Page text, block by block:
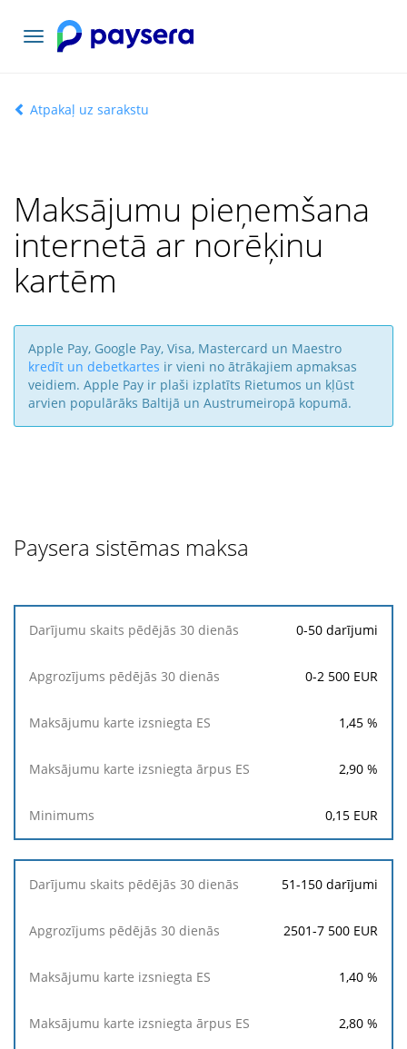
Pārslēgt
navigāciju
Atpakaļ uz sarakstu
Maksājumu pieņemšana
internetā ar norēķinu
kartēm
Apple Pay, Google Pay, Visa, Mastercard un Maestro
kredīt un debetkartes ir vieni no ātrākajiem apmaksas
veidiem. Apple Pay ir plaši izplatīts Rietumos un kļūst
arvien populārāks Baltijā un Austrumeiropā kopumā.
Paysera sistēmas maksa
Darījumu
30
pēdējās
karte
izsniegta
karte
izsniegta
ES
0-50 darījumi
0-2 500 EUR
1,45 %
2,90 %
0,15 EUR
51-150 darījumi
2501-7 500 EUR
1,40 %
2,80 %